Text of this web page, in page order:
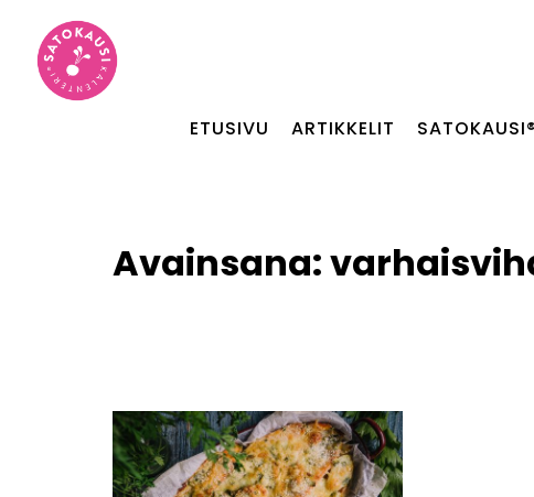
ETUSIVU ARTIKKELIT
Avainsana: